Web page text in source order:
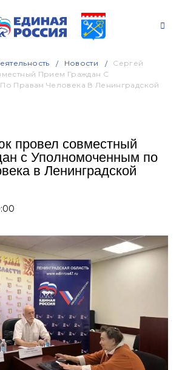
Новости
Сергей
Прием Граждан С
Правам Человека В Ленинградской
провел совместный
с Уполномоченным по
в Ленинградской